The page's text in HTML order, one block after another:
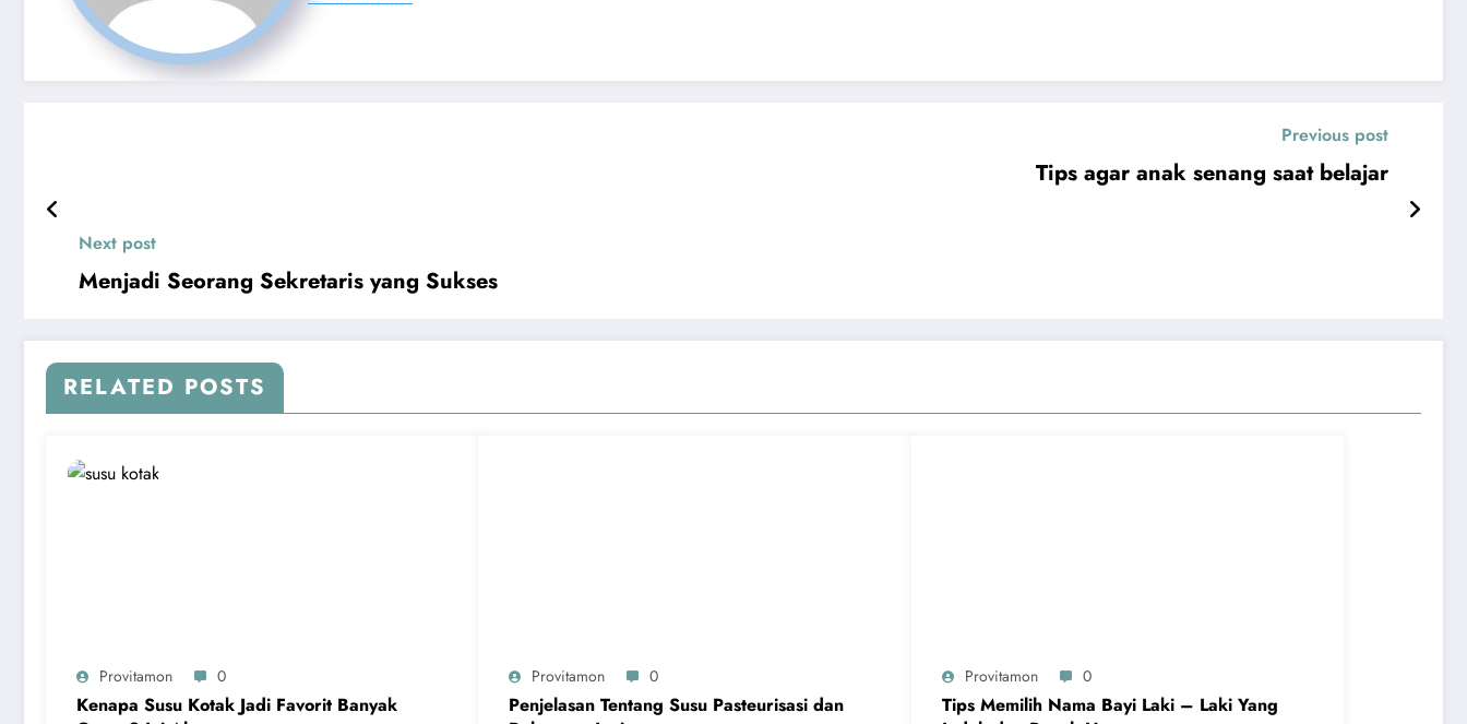
Previous post
Tips agar anak senang saat belajar
Next post
Menjadi Seorang Sekretaris yang Sukses
RELATED POSTS
Provitamon 0
Kenapa Susu Kotak Jadi Favorit Banyak
Provitamon 0
Penjelasan Tentang Susu Pasteurisasi dan
Provitamon 0
Tips Memilih Nama Bayi Laki – Laki Yang